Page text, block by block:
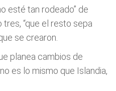
esté tan rodeado” de
“que el resto sepa
se crearon.
planea cambios de
es lo mismo que Islandia,